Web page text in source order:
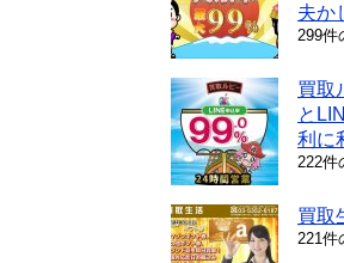
夫か
299件
買取
と
利に
222件
買取
221件